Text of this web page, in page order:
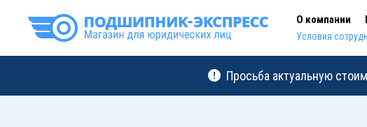
О компании
Условия
Просьба актуальную